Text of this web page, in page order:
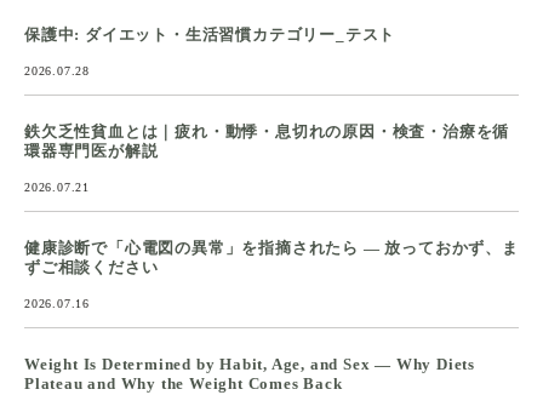
保護中: ダイエット・生活習慣カテゴリー_テスト
2026.07.28
鉄欠乏性貧血とは｜疲れ・動悸・息切れの原因・検査・治療を循
環器専門医が解説
2026.07.21
健康診断で「心電図の異常」を指摘されたら ― 放っておかず、ま
ずご相談ください
2026.07.16
Weight Is Determined by Habit, Age, and Sex — Why Diets
Plateau and Why the Weight Comes Back